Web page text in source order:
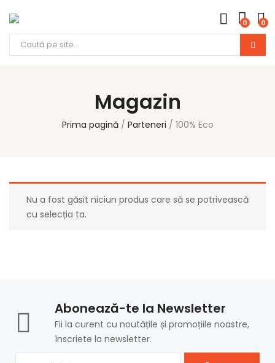
0 0
Magazin
Prima pagină Parteneri 100% Eco
Nu a fost găsit niciun produs care să se potrivească
cu selecția ta.
Abonează-te la Newsletter
Fii la curent cu noutățile și promoțiile noastre,
înscriete la newsletter.